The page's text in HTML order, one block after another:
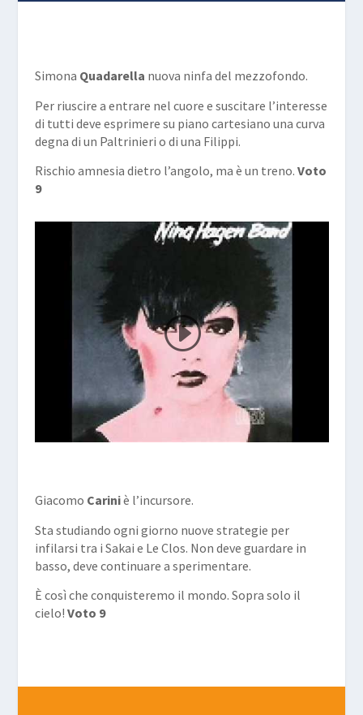
Simona Quadarella nuova ninfa del mezzofondo.
Per riuscire a entrare nel cuore e suscitare l’interesse
di tutti deve esprimere su piano cartesiano una curva
degna di un Paltrinieri o di una Filippi.
Rischio amnesia dietro l’angolo, ma è un treno. Voto
9
Giacomo Cariniè l’incursore.
Sta studiando ogni giorno nuove strategie per
infilarsi tra i Sakai e Le Clos. Non deve guardare in
basso, deve continuare a sperimentare.
È così che conquisteremo il mondo. Sopra solo il
cielo! Voto 9